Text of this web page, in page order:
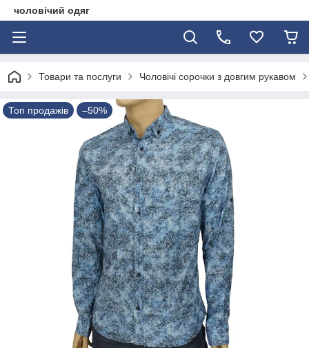
чоловічий одяг
Товари та послуги Чоловічі сорочки з довгим рукавом
Топ продажів –50%